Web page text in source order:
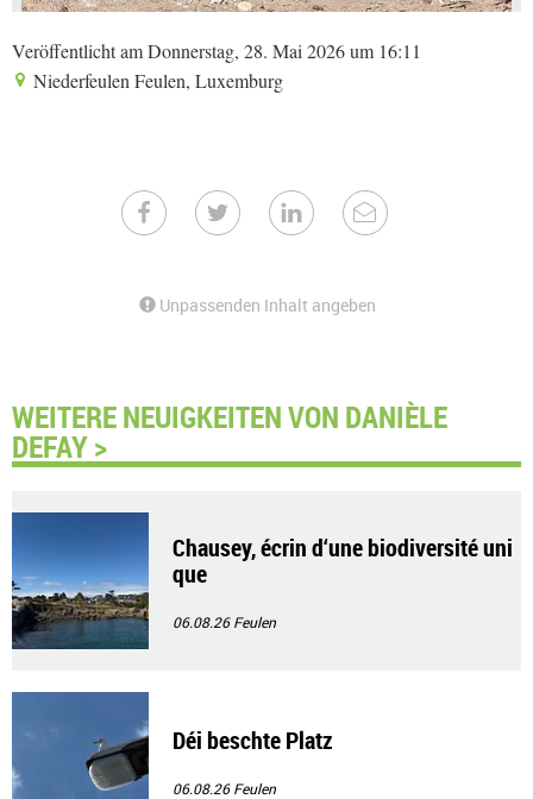
Veröffentlicht am Donnerstag, 28. Mai 2026 um 16:11
Niederfeulen Feulen, Luxemburg
Unpassenden Inhalt angeben
WEITERE NEUIGKEITEN VON DANIÈLE
DEFAY >
Chausey, écrin d‘une biodiversité uni
que
06.08.26Feulen
Déi beschte Platz
06.08.26Feulen